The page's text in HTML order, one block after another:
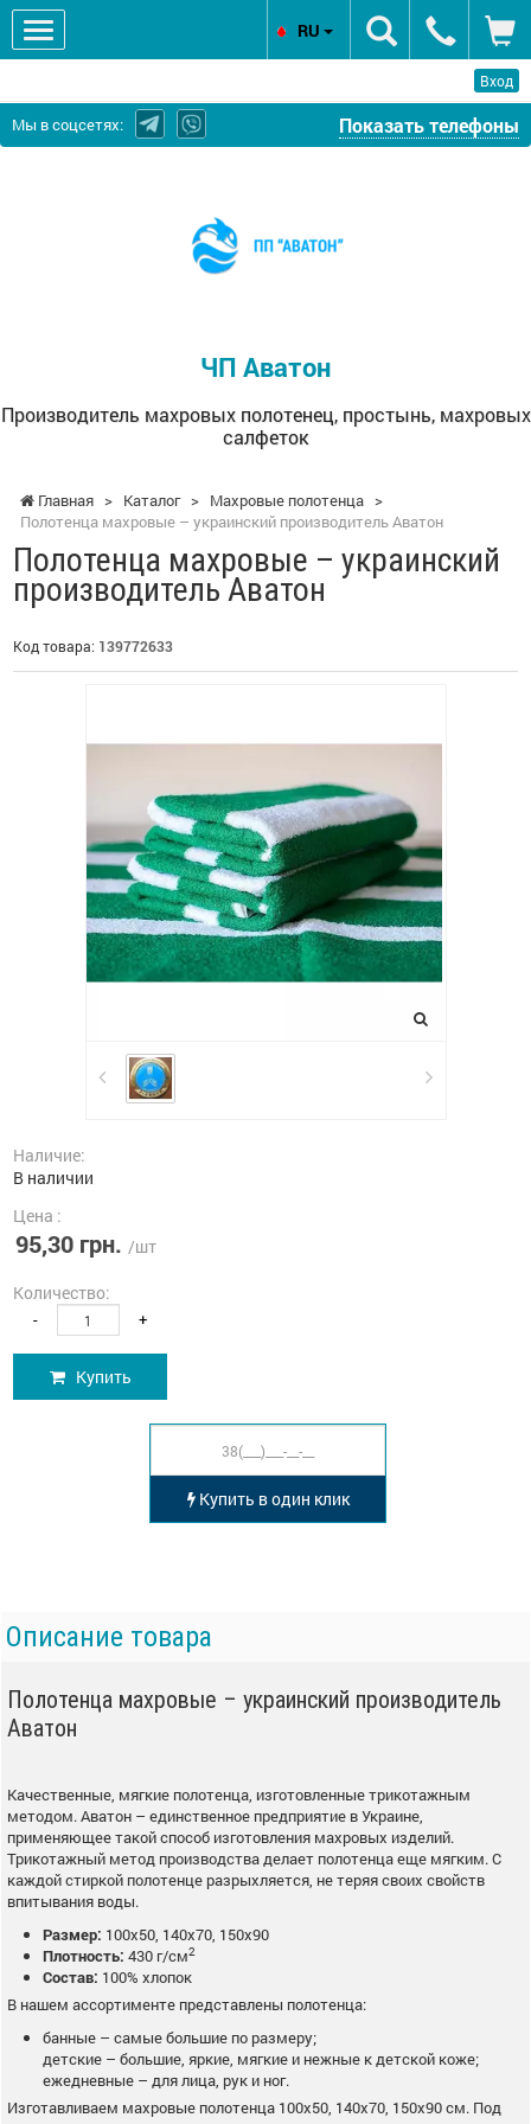
Вход
Мы в соцсетях: Показать телефоны
салфеток
ЧП Аватон
Производитель махровых полотенец, простынь, махровых
салфеток
RU
Главная > Каталог > Махровые полотенца >
Полотенца махровые – украинский производитель Аватон
Полотенца махровые – украинский
производитель Аватон
Код товара: 139772633
Наличие:
В наличии
Цена :
95,30 грн. /шт
Количество:
- +
Купить
Купить в один клик
Описание товара
Полотенца махровые – украинский производитель
Аватон
Качественные, мягкие полотенца, изготовленные трикотажным
методом. Аватон – единственное предприятие в Украине,
применяющее такой способ изготовления махровых изделий.
Трикотажный метод производства делает полотенца еще мягким. С
каждой стиркой полотенце разрыхляется, не теряя своих свойств
впитывания воды.
Размер: 100x50, 140x70, 150x90
Плотность: 430 г/см2
Состав: 100% хлопок
В нашем ассортименте представлены полотенца:
банные – самые большие по размеру;
детские – большие, яркие, мягкие и нежные к детской коже;
ежедневные – для лица, рук и ног.
Изготавливаем махровые полотенца 100х50, 140х70, 150х90 см. Под